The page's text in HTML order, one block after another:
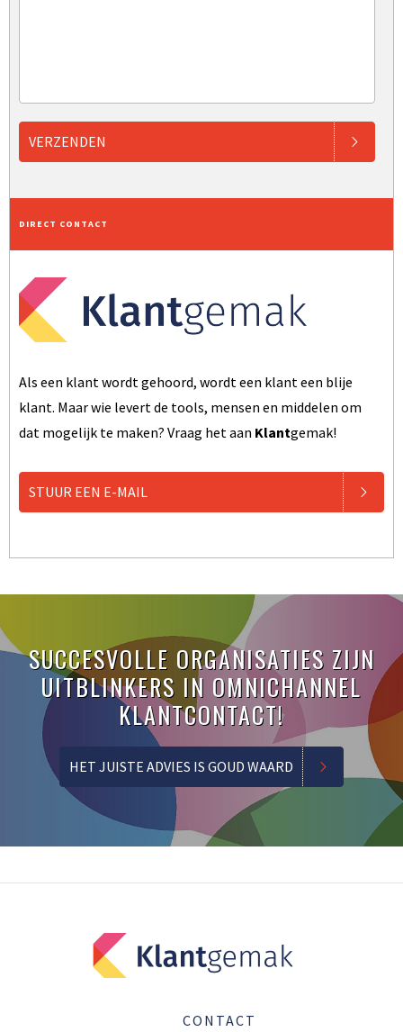
VERZENDEN
DIRECT CONTACT
Als een klant wordt gehoord, wordt een klant een blije
klant. Maar wie levert de tools, mensen en middelen om
dat mogelijk te maken? Vraag het aan Klantgemak!
STUUR EEN E-MAIL
SUCCESVOLLE ORGANISATIES ZIJN
UITBLINKERS IN OMNICHANNEL
KLANTCONTACT!
HET JUISTE ADVIES IS GOUD WAARD
CONTACT